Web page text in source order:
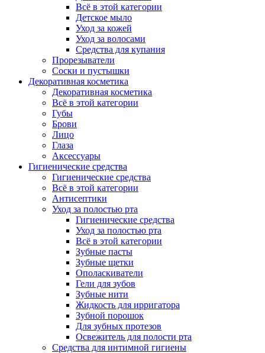
Всё в этой категории
Детское мыло
Уход за кожей
Уход за волосами
Средства для купания
Прорезыватели
Соски и пустышки
Декоративная косметика
Декоративная косметика
Всё в этой категории
Губы
Брови
Лицо
Глаза
Аксессуары
Гигиенические средства
Гигиенические средства
Всё в этой категории
Антисептики
Уход за полостью рта
Гигиенические средства
Уход за полостью рта
Всё в этой категории
Зубные пасты
Зубные щетки
Ополаскиватели
Гели для зубов
Зубные нити
Жидкость для ирригатора
Зубной порошок
Для зубных протезов
Освежитель для полости рта
Средства для интимной гигиены